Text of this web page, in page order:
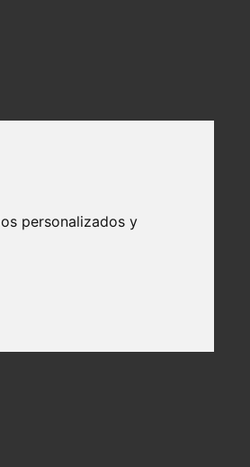
personalizados y